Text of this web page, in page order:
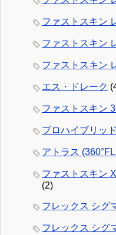
ファストスキン
ファストスキン
ファストスキン
エス・ドレーク
ファストスキン
プロハイブリッ
アトラス
ファストスキン
(2)
フレックス シグ
フレックス シグ